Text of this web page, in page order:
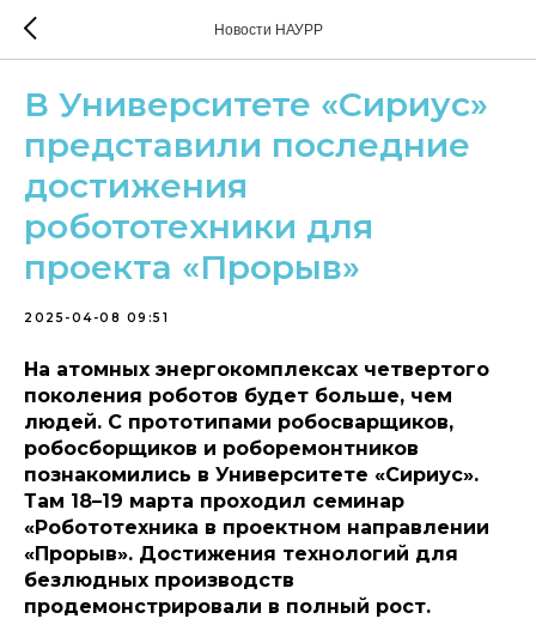
Новости НАУРР
В Университете «Сириус»
представили последние
достижения
робототехники для
проекта «Прорыв»
2025-04-08 09:51
На атомных энергокомплексах четвертого
поколения роботов будет больше, чем
людей. С прототипами робосварщиков,
робосборщиков и роборемонтников
познакомились в Университете «Сириус».
Там 18–19 марта проходил семинар
«Робототехника в проектном направлении
«Прорыв». Достижения технологий для
безлюдных производств
продемонстрировали в полный рост.